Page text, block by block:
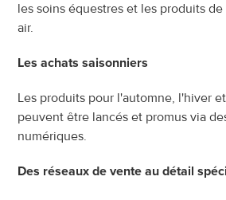
les soins équestres et les produits
air.
Les achats saisonniers
Les produits pour l'automne, l'hiver
peuvent être lancés et promus via
numériques.
Des réseaux de vente au détail